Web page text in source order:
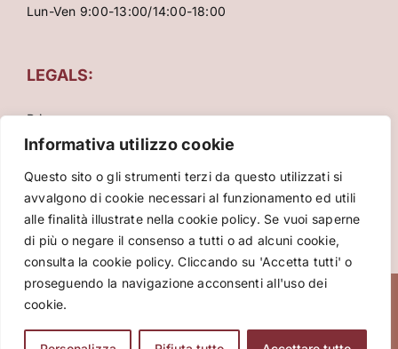
Informativa utilizzo cookie
Questo sito o gli strumenti terzi da questo utilizzati si
avvalgono di cookie necessari al funzionamento ed utili
alle finalità illustrate nella cookie policy. Se vuoi saperne
di più o negare il consenso a tutti o ad alcuni cookie,
consulta la cookie policy. Cliccando su 'Accetta tutti' o
proseguendo la navigazione acconsenti all'uso dei
cookie.
Lun-Ven 9:00-13:00/14:00-18:00
LEGALS:
Privacy
Condizioni Generali
Copyright 2026 VIVA International srl – P.za Cinque